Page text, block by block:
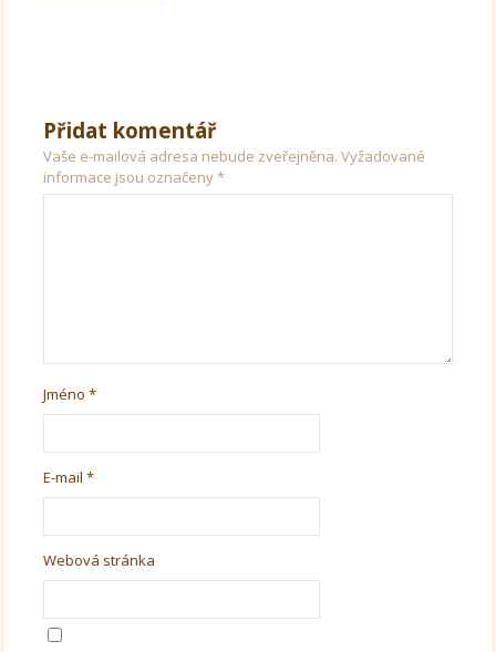
Přidat komentář
Vaše e-mailová adresa nebude zveřejněna. Vyžadované
informace jsou označeny*
Jméno*
E-mail*
Webová stránka